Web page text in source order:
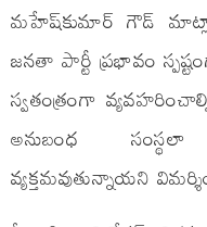
మహేష్‌కుమార్ గౌడ్
జనతా పార్టీ ప్రభావం
స్వతంత్రంగా
అనుబంధ
వ్యక్తమవుతున్నాయని